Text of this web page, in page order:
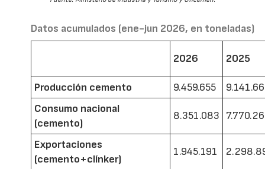
Datos acumulados (ene-jun 2026, en toneladas)
2026 2025
Producción cemento 9.459.655
Consumo nacional
(cemento)
8.351.083
Exportaciones
(cemento+clínker)
1.945.191